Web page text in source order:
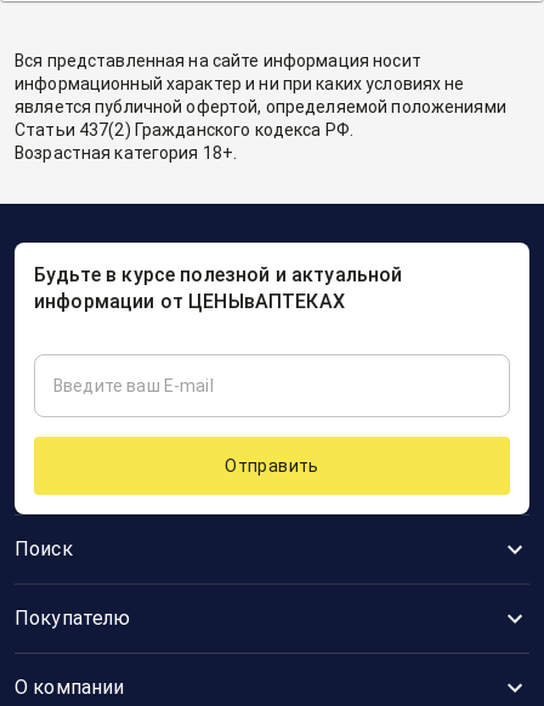
Вся представленная на сайте информация носит
информационный характер и ни при каких условиях не
является публичной офертой, определяемой положениями
Статьи 437(2) Гражданского кодекса РФ.
Возрастная категория 18+.
Поиск
Покупателю
О компании
Будьте в курсе полезной и актуальной
информации от ЦЕНЫвАПТЕКАХ
Отправить